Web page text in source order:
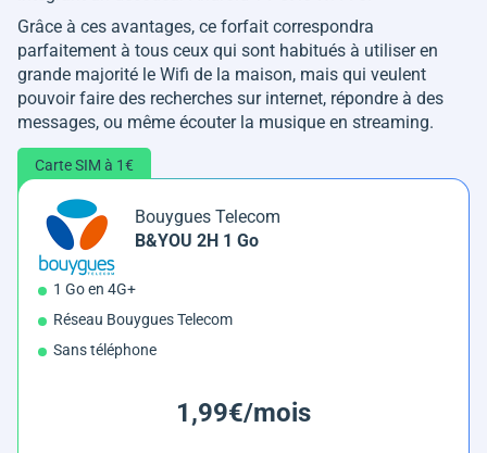
Grâce à ces avantages, ce forfait correspondra
parfaitement à tous ceux qui sont habitués à utiliser en
grande majorité le Wifi de la maison, mais qui veulent
pouvoir faire des recherches sur internet, répondre à des
messages, ou même écouter la musique en streaming.
Carte SIM à 1€
Bouygues Telecom
B&YOU 2H 1 Go
1 Go en 4G+
Réseau Bouygues Telecom
Sans téléphone
1,99€/mois